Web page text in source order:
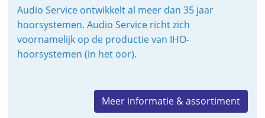
Audio Service ontwikkelt al meer dan 35 jaar
hoorsystemen. Audio Service richt zich
voornamelijk op de productie van IHO-
hoorsystemen (in het oor).
Meer informatie & assortiment